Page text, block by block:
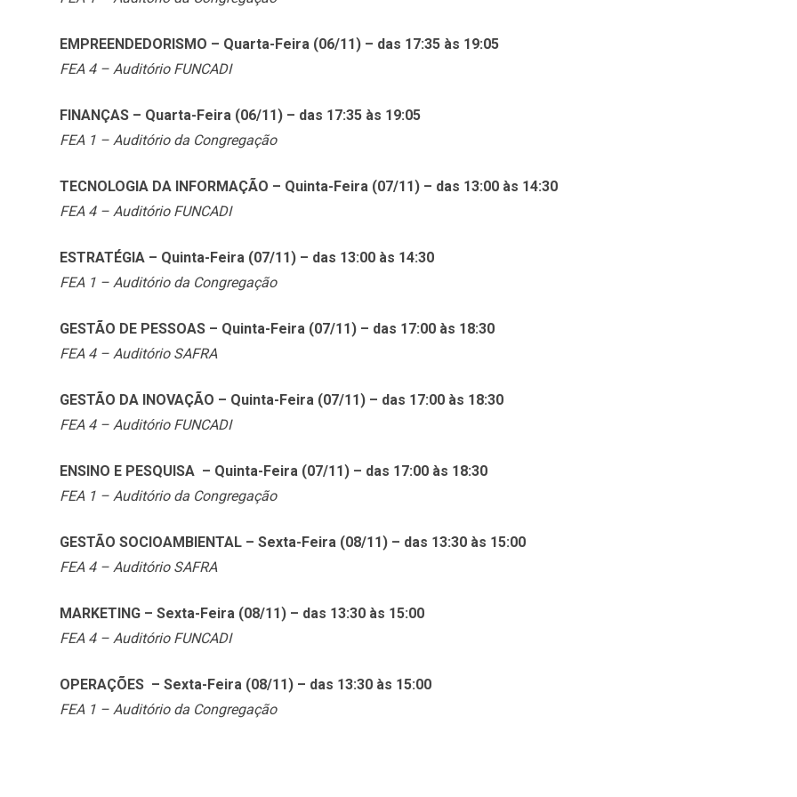
EMPREENDEDORISMO – Quarta-Feira (06/11) – das 17:35 às 19:05
FEA 4 – Auditório FUNCADI
FINANÇAS – Quarta-Feira (06/11) – das 17:35 às 19:05
FEA 1 – Auditório da Congregação
TECNOLOGIA DA INFORMAÇÃO – Quinta-Feira (07/11) – das 13:00 às 14:30
FEA 4 – Auditório FUNCADI
ESTRATÉGIA – Quinta-Feira (07/11) – das 13:00 às 14:30
FEA 1 – Auditório da Congregação
GESTÃO DE PESSOAS – Quinta-Feira (07/11) – das 17:00 às 18:30
FEA 4 – Auditório SAFRA
GESTÃO DA INOVAÇÃO – Quinta-Feira (07/11) – das 17:00 às 18:30
FEA 4 – Auditório FUNCADI
ENSINO E PESQUISA – Quinta-Feira (07/11) – das 17:00 às 18:30
FEA 1 – Auditório da Congregação
GESTÃO SOCIOAMBIENTAL – Sexta-Feira (08/11) – das 13:30 às 15:00
FEA 4 – Auditório SAFRA
MARKETING – Sexta-Feira (08/11) – das 13:30 às 15:00
FEA 4 – Auditório FUNCADI
OPERAÇÕES – Sexta-Feira (08/11) – das 13:30 às 15:00
FEA 1 – Auditório da Congregação